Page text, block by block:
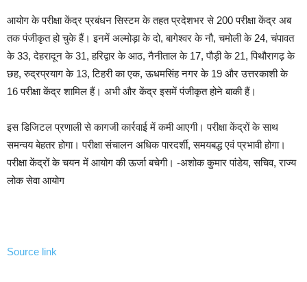
आयोग के परीक्षा केंद्र प्रबंधन सिस्टम के तहत प्रदेशभर से 200 परीक्षा केंद्र अब
तक पंजीकृत हो चुके हैं। इनमें अल्मोड़ा के दो, बागेश्वर के नौ, चमोली के 24, चंपावत
के 33, देहरादून के 31, हरिद्वार के आठ, नैनीताल के 17, पौड़ी के 21, पिथौरागढ़ के
छह, रुद्रप्रयाग के 13, टिहरी का एक, ऊधमसिंह नगर के 19 और उत्तरकाशी के
16 परीक्षा केंद्र शामिल हैं। अभी और केंद्र इसमें पंजीकृत होने बाकी हैं।
इस डिजिटल प्रणाली से कागजी कार्रवाई में कमी आएगी। परीक्षा केंद्रों के साथ
समन्वय बेहतर होगा। परीक्षा संचालन अधिक पारदर्शी, समयबद्ध एवं प्रभावी होगा।
परीक्षा केंद्रों के चयन में आयोग की ऊर्जा बचेगी। -अशोक कुमार पांडेय, सचिव, राज्य
लोक सेवा आयोग
Source link